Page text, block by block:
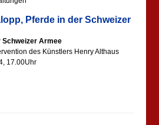
Pferde in der Schweizer
Schweizer Armee
des Künstlers Henry Althaus
17.00Uhr